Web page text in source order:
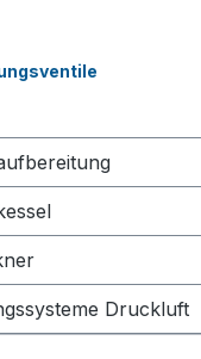
Druckluft